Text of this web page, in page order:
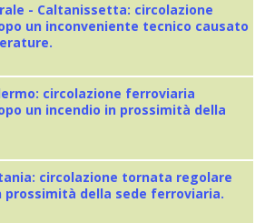
- Caltanissetta: circolazione
un inconveniente tecnico causato
circolazione ferroviaria
un incendio in prossimità della
circolazione tornata regolare
prossimità della sede ferroviaria.